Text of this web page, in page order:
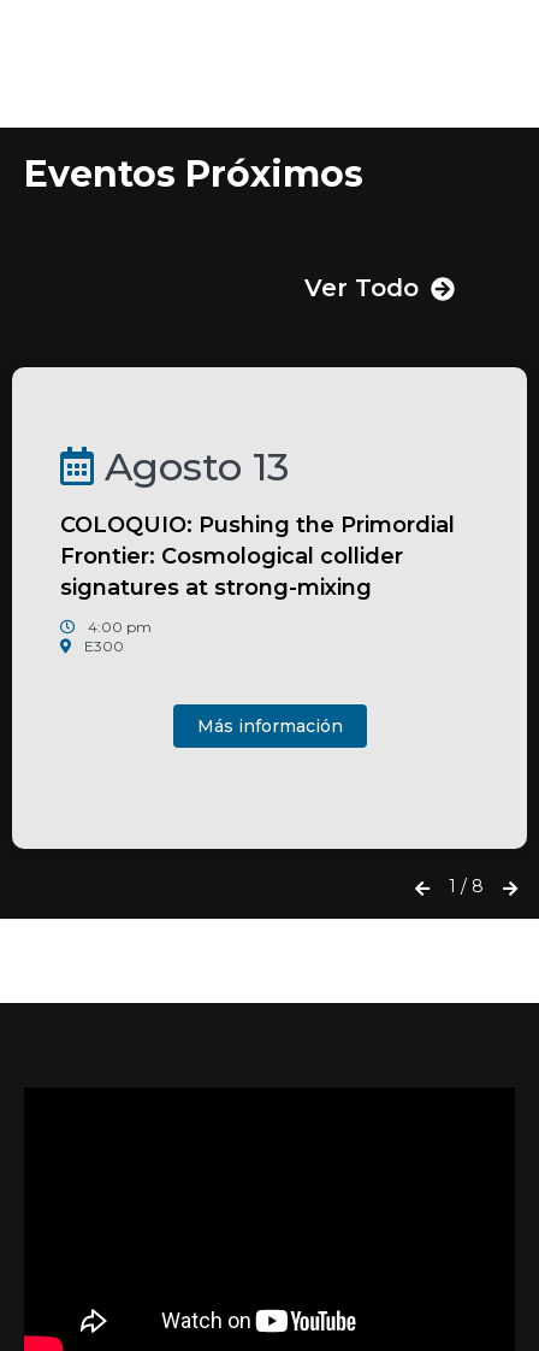
Eventos Próximos
Ver Todo
Agosto 13
COLOQUIO: Pushing the Primordial
Frontier: Cosmological collider
signatures at strong-mixing
4:00 pm
E300
Más información
1 / 8